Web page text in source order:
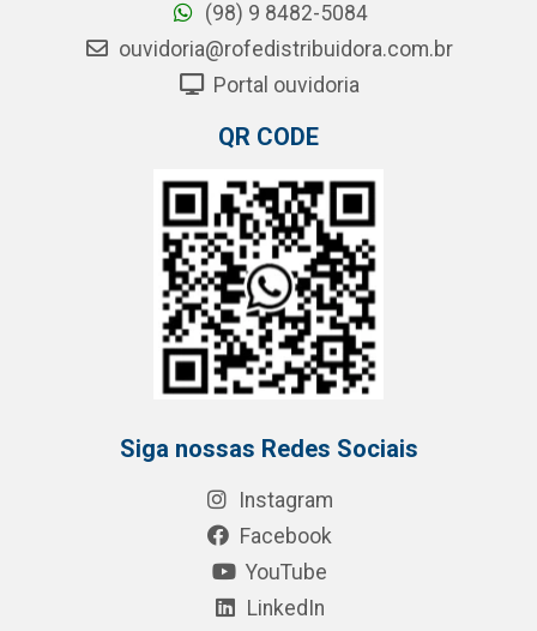
(98) 9 8482-5084
ouvidoria@rofedistribuidora.com.br
Portal ouvidoria
QR CODE
Siga nossas Redes Sociais
Instagram
Facebook
YouTube
LinkedIn